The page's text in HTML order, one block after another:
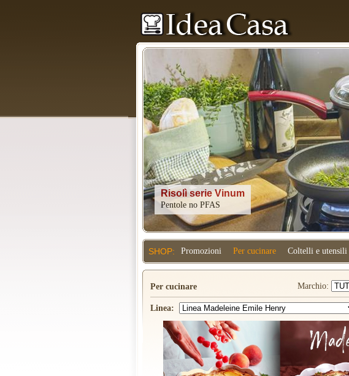
Kitchenaid
SHOP: Promozioni Per cucinare Coltelli e utensili
Per cucinare Marchio:
Linea: